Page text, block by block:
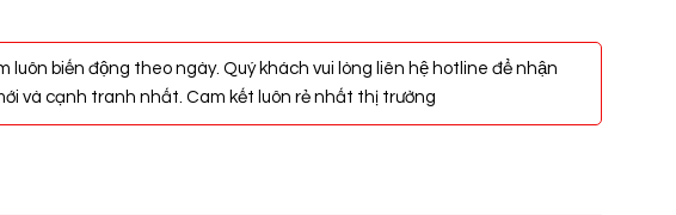
luôn biến động theo ngày. Quý khách vui lòng liên hệ hotline để nhận
và cạnh tranh nhất. Cam kết luôn rẻ nhất thị trường